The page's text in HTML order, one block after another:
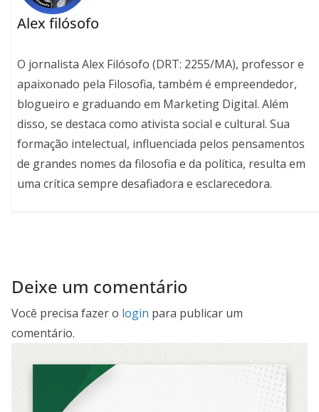
Alex filósofo
O jornalista Alex Filósofo (DRT: 2255/MA), professor e
apaixonado pela Filosofia, também é empreendedor,
blogueiro e graduando em Marketing Digital. Além
disso, se destaca como ativista social e cultural. Sua
formação intelectual, influenciada pelos pensamentos
de grandes nomes da filosofia e da política, resulta em
uma crítica sempre desafiadora e esclarecedora.
Deixe um comentário
Você precisa fazer o login para publicar um
comentário.